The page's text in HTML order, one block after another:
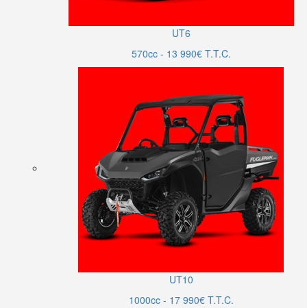
UT6
570cc - 13 990€ T.T.C.
UT10
1000cc - 17 990€ T.T.C.